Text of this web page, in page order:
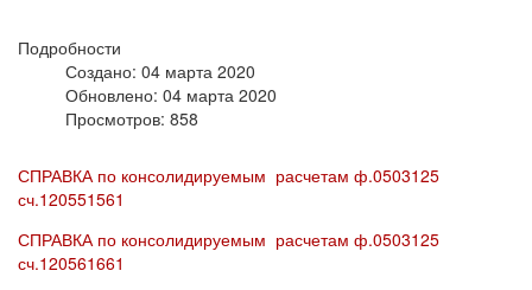
Подробности
Создано: 04 марта 2020
Обновлено: 04 марта 2020
Просмотров: 858
СПРАВКА по консолидируемым расчетам ф.0503125
сч.120551561
СПРАВКА по консолидируемым расчетам ф.0503125
сч.120561661